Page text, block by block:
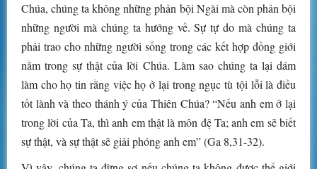
Chúa, chúng ta không những phản bội Ngài mà còn phản bội
những người mà chúng ta hướng về. Sự tự do mà chúng ta
phải trao cho những người sống trong các kết hợp đồng giới
nằm trong sự thật của lời Chúa. Làm sao chúng ta lại dám
làm cho họ tin rằng việc họ ở lại trong ngục tù tội lỗi là điều
tốt lành và theo thánh ý của Thiên Chúa? “Nếu anh em ở lại
trong lời của Ta, thì anh em thật là môn đệ Ta; anh em sẽ biết
sự thật, và sự thật sẽ giải phóng anh em” (Ga 8,31-32).